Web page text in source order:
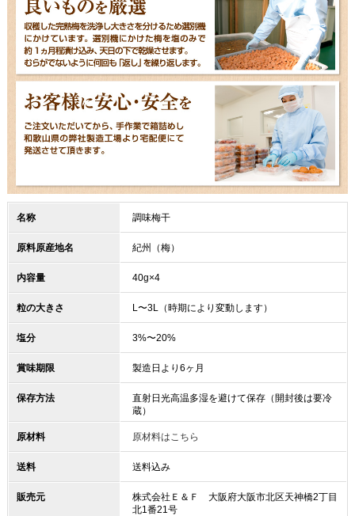
名称 調味梅干
原料原産地名 紀州（梅）
内容量 40g×4
粒の大きさ L〜3L（時期により変動します）
塩分 3%〜20%
賞味期限 製造日より6ヶ月
保存方法
直射日光高温多湿を避けて保存（開封後は要冷
蔵）
原材料 原材料はこちら
送料 送料込み
販売元
株式会社Ｅ＆Ｆ 大阪府大阪市北区天神橋2丁目
北1番21号